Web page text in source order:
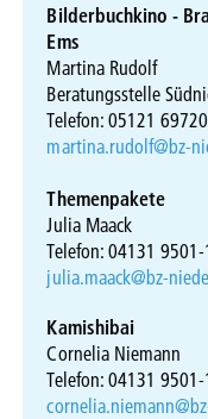
Bilderbuchkino -
Ems
Martina Rudolf
Beratungsstelle
Telefon: 05121
martina.rudolf@bz-
Themenpakete
Julia Maack
Telefon: 04131
julia.maack@bz-
Kamishibai
Cornelia Niemann
Telefon: 04131